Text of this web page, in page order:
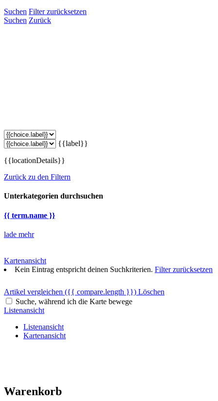
Suchen Filter zurücksetzen
Suchen Zurück
{{label}}
{{locationDetails}}
Zurück zu den Filtern
Unterkategorien durchsuchen
{{ term.name }}
lade mehr
Kartenansicht
Kein Eintrag entspricht deinen Suchkriterien. Filter zurücksetzen
Artikel vergleichen ({{ compare.length }}) Löschen
Suche, während ich die Karte bewege
Listenansicht
Listenansicht
Kartenansicht
Warenkorb